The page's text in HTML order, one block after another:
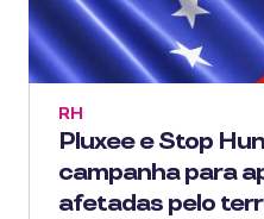
Pluxee e Stop
campanha para
afetadas pelo
RH